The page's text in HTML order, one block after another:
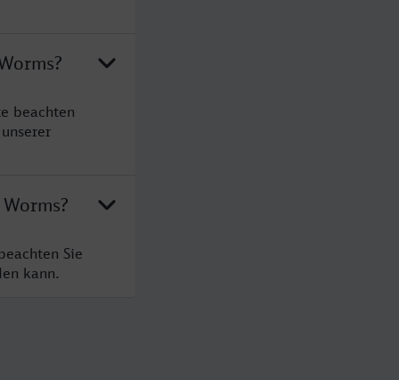
beachten
Sie
kann.